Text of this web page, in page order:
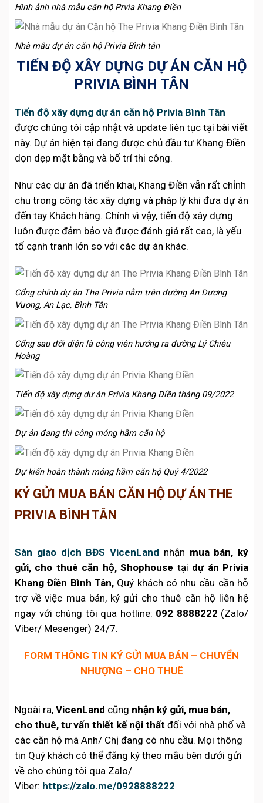
Hình ảnh nhà mẫu căn hộ Prvia Khang Điền
Nhà mẫu dự án căn hộ Privia Bình tân
TIẾN ĐỘ XÂY DỰNG DỰ ÁN CĂN HỘ
PRIVIA BÌNH TÂN
Tiến độ xây dựng dự án căn hộ Privia Bình Tân
được chúng tôi cập nhật và update liên tục tại bài viết
này. Dự án hiện tại đang được chủ đầu tư Khang Điền
dọn dẹp mặt bằng và bố trí thi công.
Như các dự án đã triển khai, Khang Điền vẫn rất chỉnh
chu trong công tác xây dựng và pháp lý khi đưa dự án
đến tay Khách hàng. Chính vì vậy, tiến độ xây dựng
luôn được đảm bảo và được đánh giá rất cao, là yếu
tố cạnh tranh lớn so với các dự án khác.
Cổng chính dự án The Privia nằm trên đường An Dương
Vương, An Lạc, Bình Tân
Cổng sau đối diện là công viên hướng ra đường Lý Chiêu
Hoàng
Tiến độ xây dựng dự án Privia Khang Điền tháng 09/2022
Dự án đang thi công móng hầm căn hộ
Dự kiến hoàn thành móng hầm căn hộ Quý 4/2022
KÝ GỬI MUA BÁN CĂN HỘ DỰ ÁN THE
PRIVIA BÌNH TÂN
Sàn giao dịch BĐS VicenLand nhận mua bán, ký
gửi, cho thuê căn hộ, Shophouse tại dự án Privia
Khang Điền Bình Tân,Quý khách có nhu cầu cần hỗ
trợ về việc mua bán, ký gửi cho thuê căn hộ liên hệ
ngay với chúng tôi qua hotline: 092 8888222 (Zalo/
Viber/ Mesenger) 24/7.
FORM THÔNG TIN KÝ GỬI MUA BÁN – CHUYỂN
NHƯỢNG – CHO THUÊ
Ngoài ra, VicenLand cũng nhận ký gửi, mua bán,
cho thuê, tư vấn thiết kế nội thất đối với nhà phố và
các căn hộ mà Anh/ Chị đang có nhu cầu. Mọi thông
tin Quý khách có thể đăng ký theo mẫu bên dưới gửi
về cho chúng tôi qua Zalo/
Viber: https://zalo.me/0928888222